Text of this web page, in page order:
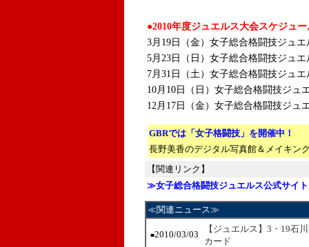
●2010年度ジュエルス大会スケジュー
3月19日（金）女子総合格闘技ジュ
5月23日（日）女子総合格闘技ジュ
7月31日（土）女子総合格闘技ジュ
10月10日（日）女子総合格闘技ジ
12月17日（金）女子総合格闘技ジ
GBRでは「女子格闘技」を開催中！
長野美香のデジタル写真館＆メイキン
【関連リンク】
≫女子総合格闘技ジュエルス公式サイト
≪関連ニュース≫
■2010/03/03
【ジュエルス】3・19石
カード